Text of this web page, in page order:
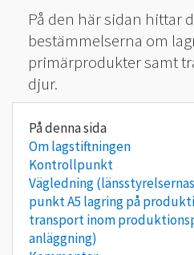
På den här sidan hittar
bestämmelserna om
primärprodukter samt
djur.
Om lagstiftningen
Kontrollpunkt
Vägledning
punkt A5 lagring på
transport inom
anläggning)